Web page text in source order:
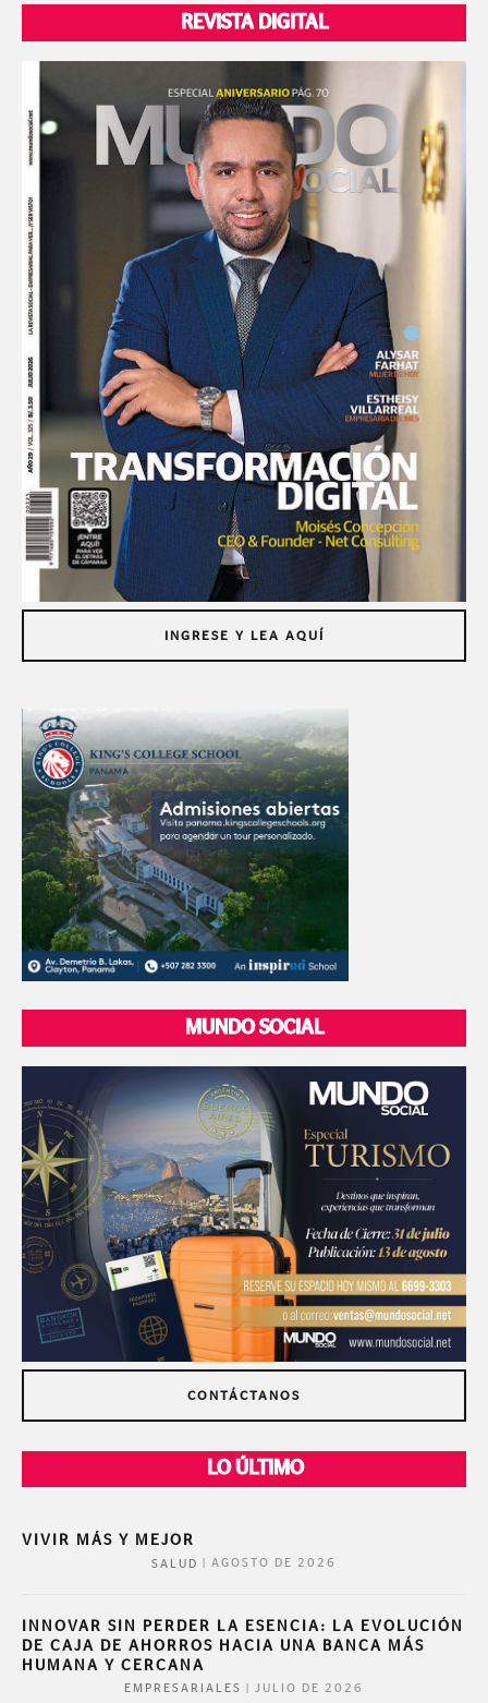
REVISTA DIGITAL
INGRESE Y LEA AQUÍ
MUNDO SOCIAL
CONTÁCTANOS
LO ÚLTIMO
VIVIR MÁS Y MEJOR
SALUD AGOSTO DE 2026
INNOVAR SIN PERDER LA ESENCIA: LA EVOLUCIÓN
DE CAJA DE AHORROS HACIA UNA BANCA MÁS
HUMANA Y CERCANA
EMPRESARIALES JULIO DE 2026